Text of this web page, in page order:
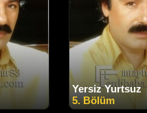
Yersiz Yurtsuz
5. Bölüm